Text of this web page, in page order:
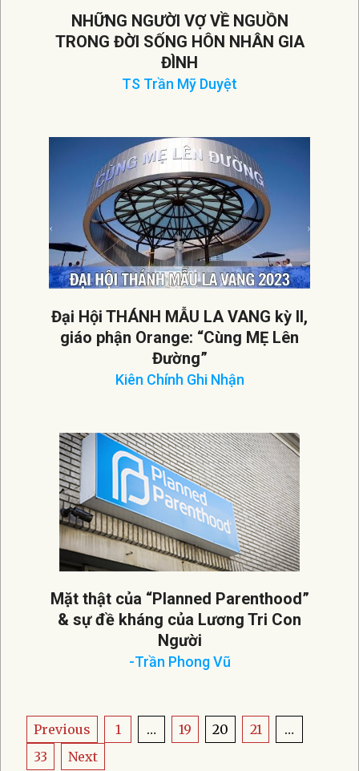
NHỮNG NGƯỜI VỢ VỀ NGUỒN
TRONG ĐỜI SỐNG HÔN NHÂN GIA
ĐÌNH
TS Trần Mỹ Duyệt
Đại Hội THÁNH MẪU LA VANG kỳ II,
giáo phận Orange: “Cùng MẸ Lên
Đường”
Kiên Chính Ghi Nhận
21
Mặt thật của “Planned Parenthood”
& sự đề kháng của Lương Tri Con
Người
-Trần Phong Vũ
17
Posts
pagination
Previous 1 … 19 20 21
…
33
Next